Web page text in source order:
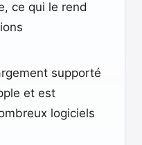
ce qui le rend
supporté
et est
logiciels